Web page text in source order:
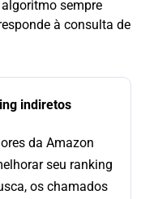
sempre
à consulta de
indiretos
da Amazon
seu ranking
os chamados